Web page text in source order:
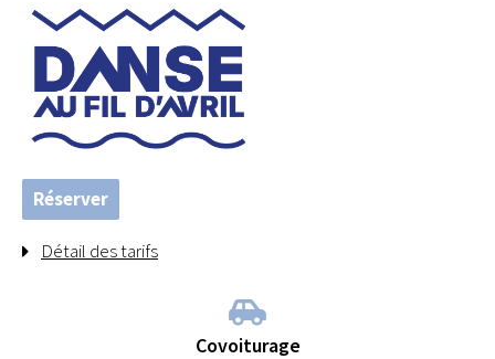
Réserver
Détail des tarifs
Covoiturage